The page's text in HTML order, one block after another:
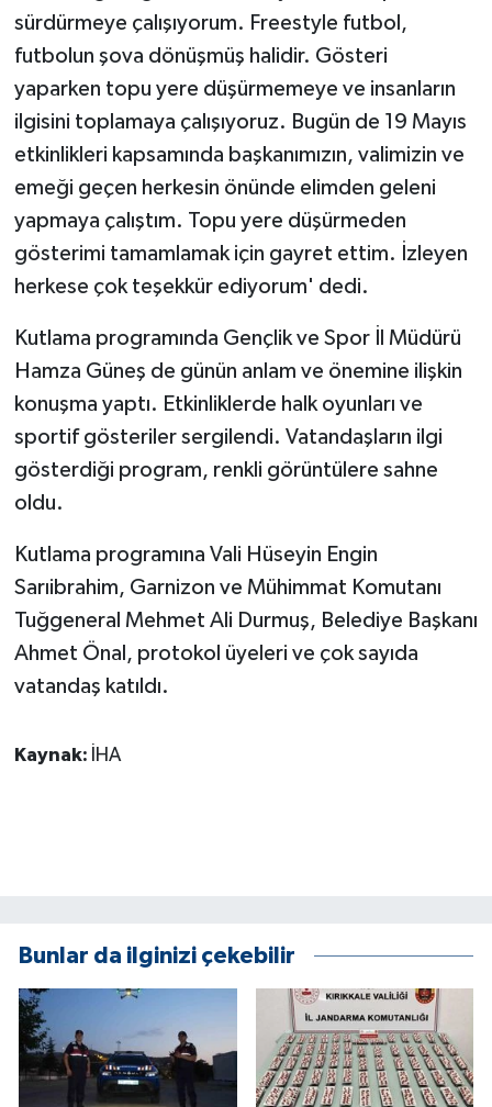
sürdürmeye çalışıyorum. Freestyle futbol,
futbolun şova dönüşmüş halidir. Gösteri
yaparken topu yere düşürmemeye ve insanların
ilgisini toplamaya çalışıyoruz. Bugün de 19 Mayıs
etkinlikleri kapsamında başkanımızın, valimizin ve
emeği geçen herkesin önünde elimden geleni
yapmaya çalıştım. Topu yere düşürmeden
gösterimi tamamlamak için gayret ettim. İzleyen
herkese çok teşekkür ediyorum' dedi.
Kutlama programında Gençlik ve Spor İl Müdürü
Hamza Güneş de günün anlam ve önemine ilişkin
konuşma yaptı. Etkinliklerde halk oyunları ve
sportif gösteriler sergilendi. Vatandaşların ilgi
gösterdiği program, renkli görüntülere sahne
oldu.
Kutlama programına Vali Hüseyin Engin
Sarıibrahim, Garnizon ve Mühimmat Komutanı
Tuğgeneral Mehmet Ali Durmuş, Belediye Başkanı
Ahmet Önal, protokol üyeleri ve çok sayıda
vatandaş katıldı.
Kaynak: İHA
Bunlar da ilginizi çekebilir
Kadın
KÜLTÜR SANAT
MAGAZİN
Otomobil
POLİTİKA
Sağlık
SİYASET
SPOR HABERLERİ
TEKNOLOJİ
Turizm
ÜLKE GÜNDEMİ
YAŞAM
YEREL
Yerel Haberler